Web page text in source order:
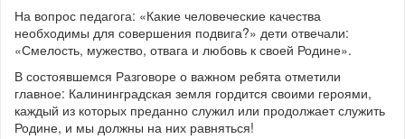
На вопрос педагога: «Какие человеческие качества
необходимы для совершения подвига?» дети отвечали:
«Смелость, мужество, отвага и любовь к своей Родине».
В состоявшемся Разговоре о важном ребята отметили
главное: Калининградская земля гордится своими героями,
каждый из которых преданно служил или продолжает служить
Родине, и мы должны на них равняться!